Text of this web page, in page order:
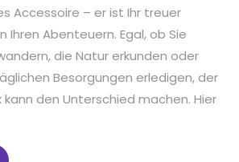
Accessoire – er ist Ihr treuer
Ihren Abenteuern. Egal, ob Sie
die Natur erkunden oder
Besorgungen erledigen, der
kann den Unterschied machen. Hier